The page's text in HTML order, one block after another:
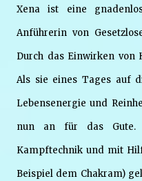
Xena ist eine
Anführerin von
Durch das Einwirken von
Als sie eines Tages auf
Lebensenergie und
nun an für das Gute.
Kampftechnik und mit
Beispiel dem Chakram)